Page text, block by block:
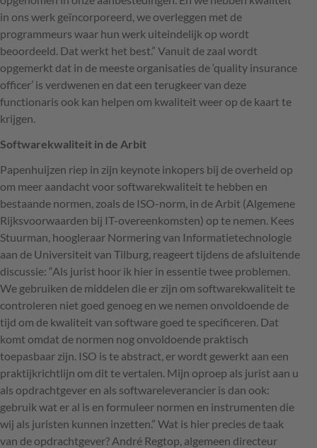
in ons werk geïncorporeerd, we overleggen met de
programmeurs waar hun werk uiteindelijk op wordt
beoordeeld. Dat werkt het best.” Vanuit de zaal wordt
opgemerkt dat in de meeste organisaties de ‘quality insurance
officer’ is verdwenen en dat een terugkeer van deze
functionaris ook kan helpen om kwaliteit weer op de kaart te
krijgen.
Softwarekwaliteit in de Arbit
Papenhuijzen riep in zijn keynote inkopers bij de overheid op
om meer aandacht voor softwarekwaliteit te hebben en
bestaande normen, zoals de ISO-norm, in de Arbit (Algemene
Rijksvoorwaarden bij IT-overeenkomsten) op te nemen. Kees
Stuurman, hoogleraar Normering van Informatietechnologie
aan de Universiteit van Tilburg, reageert tijdens de afsluitende
discussie: “Als jurist hoor ik hier in essentie twee problemen.
We gebruiken de middelen die er zijn om softwarekwaliteit te
controleren niet goed genoeg en we nemen onvoldoende de
tijd om de kwaliteit van software goed te specificeren. Dat
komt omdat de normen nog onvoldoende praktisch
toepasbaar zijn. ISO is te abstract, er wordt gewerkt aan een
praktijkrichtlijn om dit te vertalen. Mijn oproep als jurist aan u
als opdrachtgever en als softwareleverancier is dan ook:
gebruik wat er al is en formuleer normen en instrumenten die
wij als juristen kunnen inzetten.” Wat is hier precies de taak
van de opdrachtgever? André Regtop, algemeen directeur